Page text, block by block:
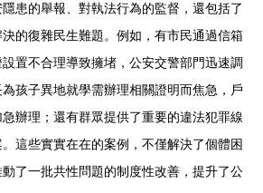
患的舉報、對執法行為的監督，還包括了
的復雜民生難題。例如，有市民通過信箱
置不合理導致擁堵，公安交警部門迅速調
孩子異地就學需辦理相關證明而焦急，戶
辦理；還有群眾提供了重要的違法犯罪線
這些實實在在的案例，不僅解決了個體困
了一批共性問題的制度性改善，提升了公